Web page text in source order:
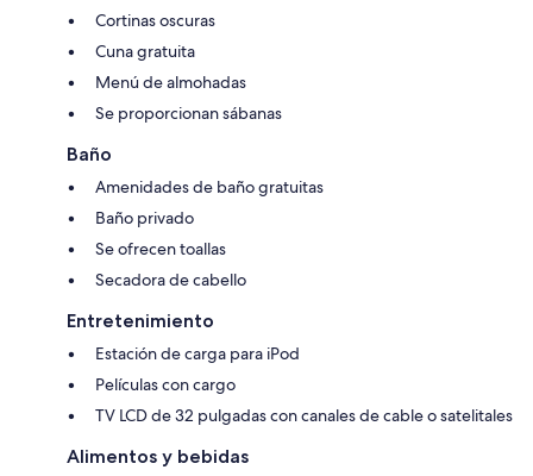
Cortinas oscuras
Cuna gratuita
Menú de almohadas
Se proporcionan sábanas
Baño
Amenidades de baño gratuitas
Baño privado
Se ofrecen toallas
Secadora de cabello
Entretenimiento
Estación de carga para iPod
Películas con cargo
TV LCD de 32 pulgadas con canales de cable o satelitales
Alimentos y bebidas